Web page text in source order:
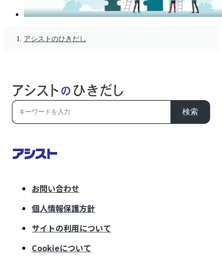
アシストのひきだし
検索
お問い合わせ
個人情報保護方針
サイトの利用について
Cookieについて